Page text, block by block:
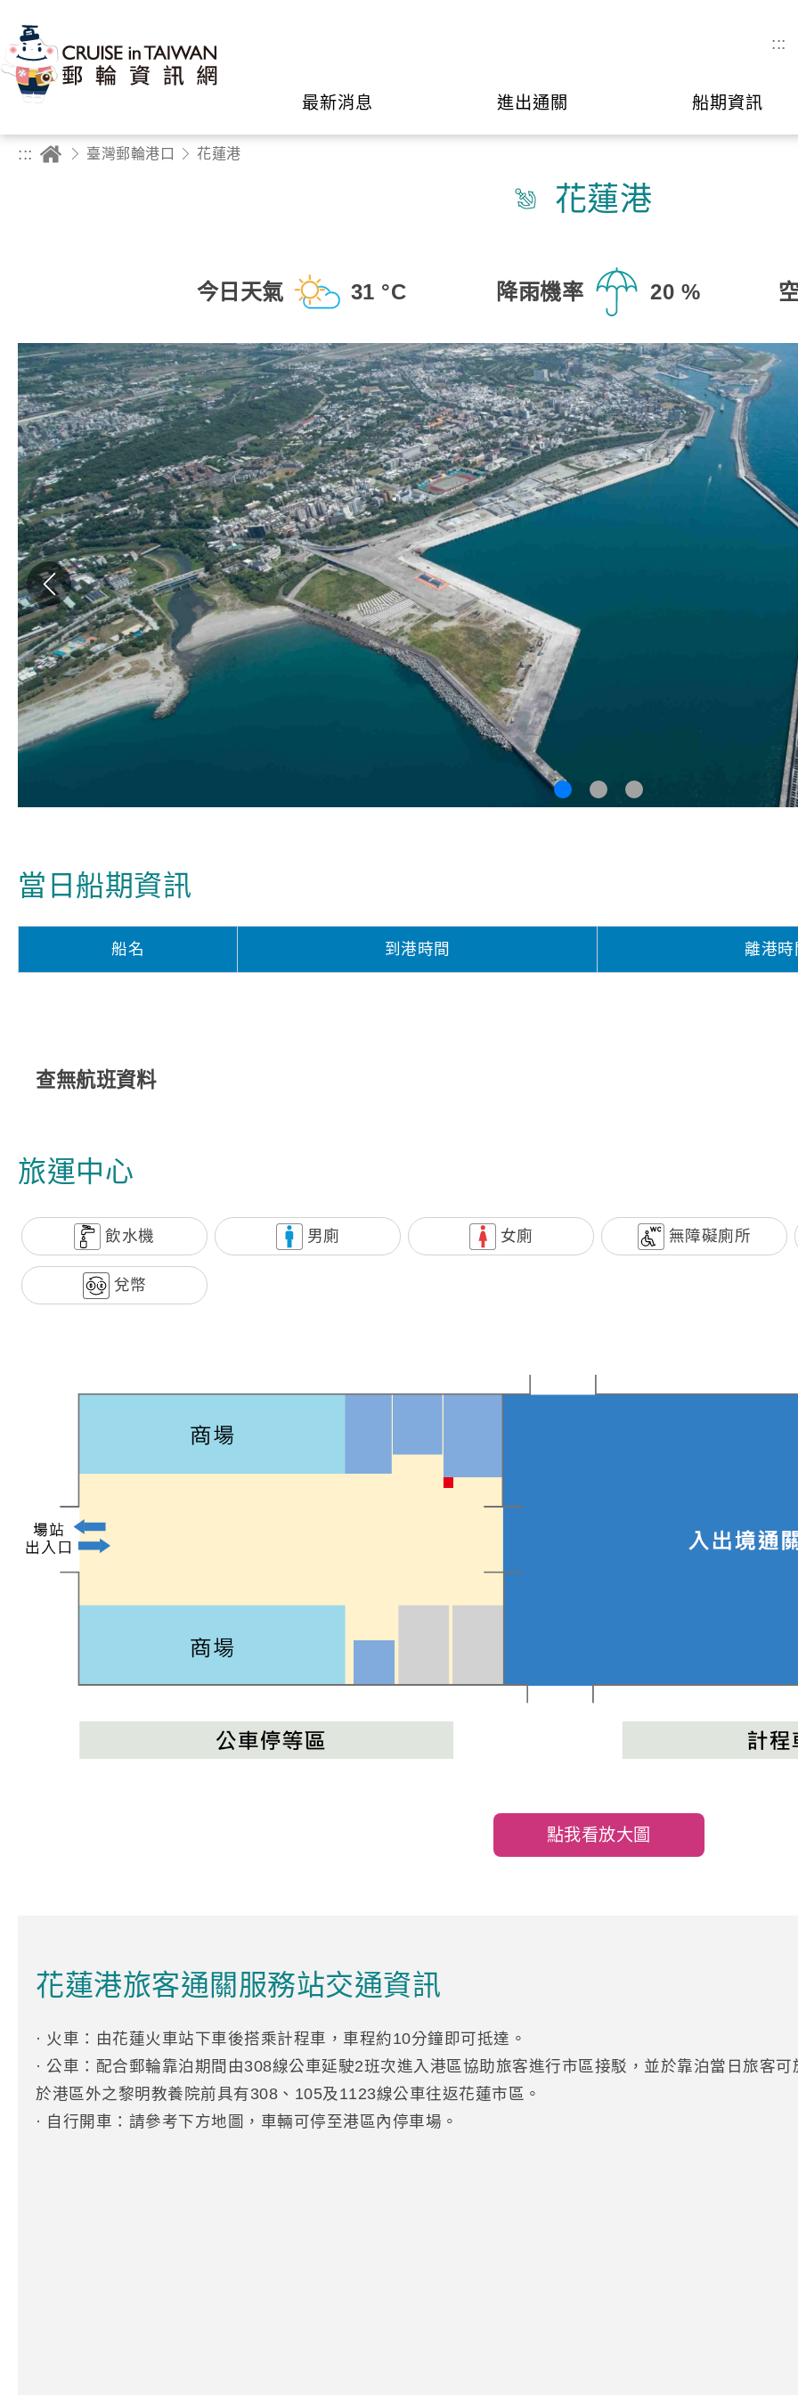
:::
最新消息 進出通關 船期資訊
::: 臺灣郵輪港口 花蓮港
花蓮港
今日天氣 31 °C 降雨機率 20 %
當日船期資訊
船名 到港時間 離港時
查無航班資料
旅運中心
飲水機 男廁 女廁 無障礙廁所
兌幣
點我看放大圖
花蓮港旅客通關服務站交通資訊
· 火車：由花蓮火車站下車後搭乘計程車，車程約10分鐘即可抵達。
· 公車：配合郵輪靠泊期間由308線公車延駛2班次進入港區協助旅客進行市區接駁，並於靠泊當日旅客
於港區外之黎明教養院前具有308、105及1123線公車往返花蓮市區。
· 自行開車：請參考下方地圖，車輛可停至港區內停車場。